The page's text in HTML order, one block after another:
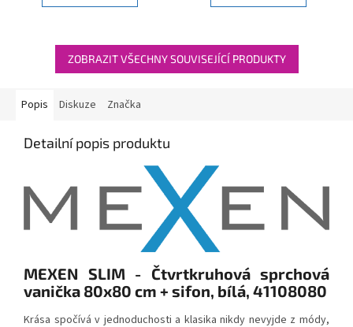
ZOBRAZIT VŠECHNY SOUVISEJÍCÍ PRODUKTY
Popis Diskuze Značka
Detailní popis produktu
MEXEN SLIM - Čtvrtkruhová sprchová
vanička 80x80 cm + sifon, bílá, 41108080
Krása spočívá v jednoduchosti a klasika nikdy nevyjde z módy,